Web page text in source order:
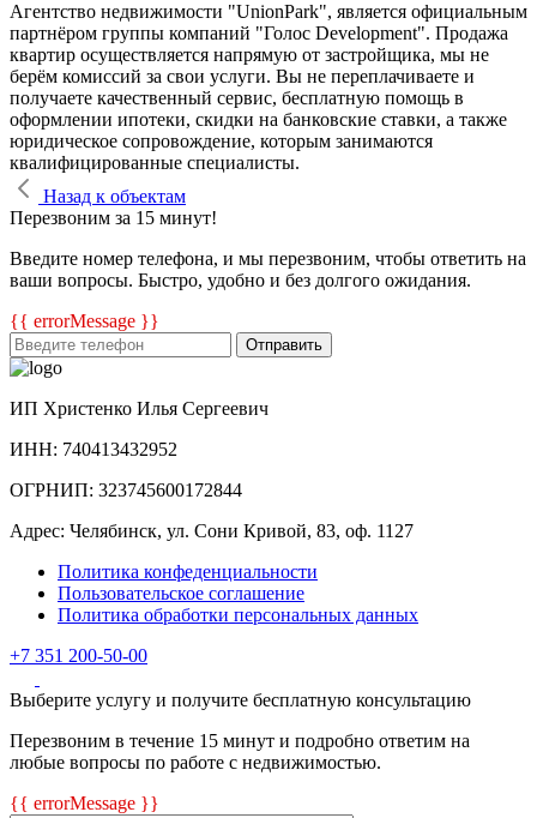
Агентство недвижимости "UnionPark", является официальным
партнёром группы компаний "Голос Development". Продажа
квартир осуществляется напрямую от застройщика, мы не
берём комиссий за свои услуги. Вы не переплачиваете и
получаете качественный сервис, бесплатную помощь в
оформлении ипотеки, скидки на банковские ставки, а также
юридическое сопровождение, которым занимаются
квалифицированные специалисты.
Назад к объектам
Перезвоним за 15 минут!
Введите номер телефона, и мы перезвоним, чтобы ответить на
ваши вопросы. Быстро, удобно и без долгого ожидания.
{{ errorMessage }}
Отправить
ИП Христенко Илья Сергеевич
ИНН: 740413432952
ОГРНИП: 323745600172844
Адрес: Челябинск, ул. Сони Кривой, 83, оф. 1127
Политика конфеденциальности
Пользовательское соглашение
Политика обработки персональных данных
+7 351 200-50-00
Выберите услугу и получите бесплатную консультацию
Перезвоним в течение 15 минут и подробно ответим на
любые вопросы по работе с недвижимостью.
{{ errorMessage }}